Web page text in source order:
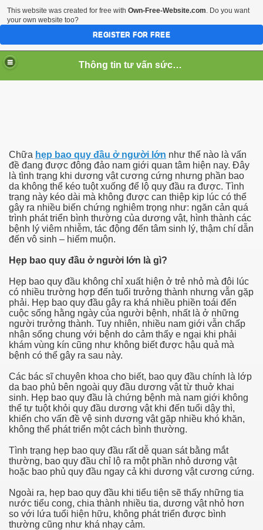
Thông tin tư vấn sức khỏe
Chữa hẹp bao quy đầu ở người lớn như thế nào là vấn
đề đang được đông đảo nam giới quan tâm hiện nay. Đây
là tình trạng khi dương vật cương cứng nhưng phần bao
da không thể kéo tuột xuống để lộ quy đầu ra được. Tình
trạng này kéo dài mà không được can thiệp kịp lúc có thể
gây ra nhiều biến chứng nghiêm trọng như: ngăn cản quá
trình phát triển bình thường của dương vật, hình thành các
bệnh lý viêm nhiễm, tác động đến tâm sinh lý, thậm chí dẫn
đến vô sinh – hiếm muộn.
Hẹp bao quy đầu ở người lớn là gì?
Hẹp bao quy đầu không chỉ xuất hiện ở trẻ nhỏ mà đôi lúc
có nhiều trường hợp đến tuổi trưởng thành nhưng vẫn gặp
phải. Hẹp bao quy đầu gây ra khá nhiều phiền toái đến
cuộc sống hằng ngày của người bệnh, nhất là ở những
người trưởng thành. Tuy nhiên, nhiều nam giới vẫn chấp
nhận sống chung với bệnh do cảm thấy e ngại khi phải
khám vùng kín cũng như không biết được hậu quả mà
bệnh có thể gây ra sau này.
Các bác sĩ chuyên khoa cho biết, bao quy đầu chính là lớp
da bao phủ bên ngoài quy đầu dương vật từ thuở khai
sinh. Hẹp bao quy đầu là chứng bệnh mà nam giới không
thể tự tuột khỏi quy đầu dương vật khi đến tuổi dậy thì,
khiến cho vấn đề vệ sinh dương vật gặp nhiều khó khăn,
không thể phát triển một cách bình thường.
Tình trạng hẹp bao quy đầu rất dễ quan sát bằng mắt
thường, bao quy đầu chỉ lộ ra một phần nhỏ dương vật
hoặc bao phủ quy đầu ngay cả khi dương vật cương cứng.
Ngoài ra, hẹp bao quy đầu khi tiểu tiện sẽ thấy những tia
nước tiểu cong, chia thành nhiều tia, dương vật nhỏ hơn
so với lứa tuổi hiện hữu, không phát triển được bình
thường cũng như khá nhạy cảm.
mun vung kin
khong
tri nhu the nao
nhan, bieu hien va cach chua tri
This website was created for free with Own-Free-Website.com. Do you want
your own website too?
REGISTER FOR FREE